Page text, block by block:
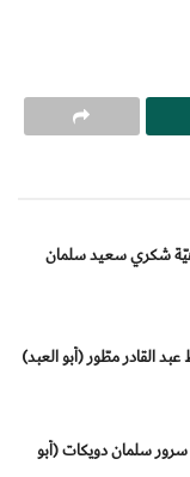
زهيّة شكري سعيد سلمان
عبد القادر مطّور (أبو العبد)
سرور سلمان دويكات (أبو